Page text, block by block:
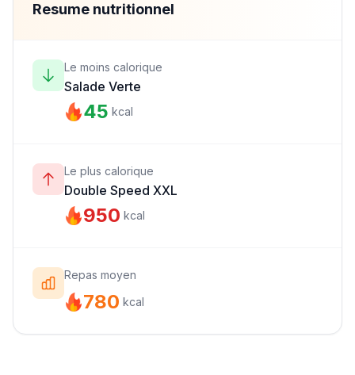
Resume nutritionnel
Le moins calorique
Salade Verte
45 kcal
Le plus calorique
Double Speed XXL
950 kcal
Repas moyen
780 kcal